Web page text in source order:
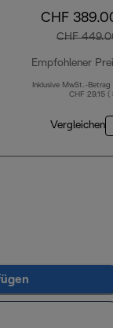
CHF
CHF
Empfohlener
Inklusive MwSt.-Betrag
CHF 29.15 (
Vergleichen